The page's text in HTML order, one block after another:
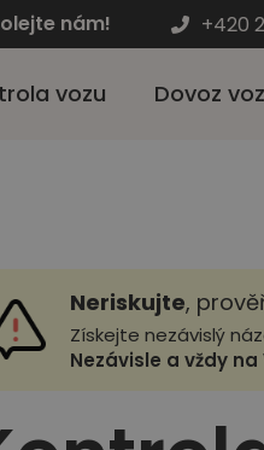
nám! +420
vozu Dovoz
Neriskujte,
Získejte nezávislý
Nezávisle a vždy